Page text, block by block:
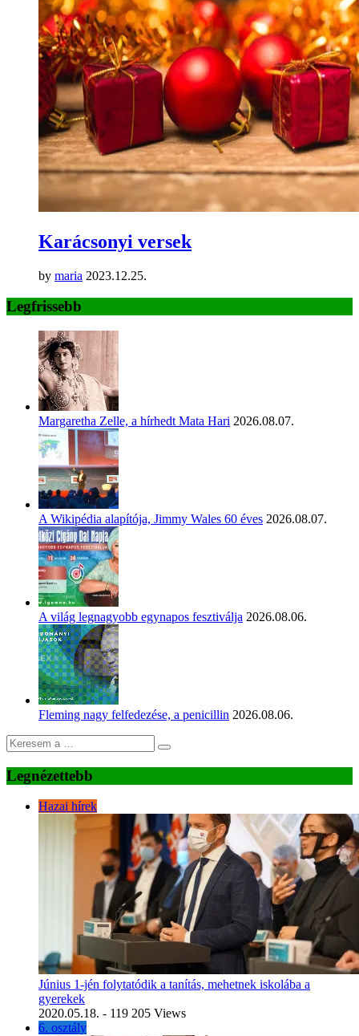
Karácsonyi versek
by maria 2023.12.25.
Legfrissebb
Margaretha Zelle, a hírhedt Mata Hari 2026.08.07.
A Wikipédia alapítója, Jimmy Wales 60 éves 2026.08.07.
A világ legnagyobb egynapos fesztiválja 2026.08.06.
Fleming nagy felfedezése, a penicillin 2026.08.06.
Legnézettebb
Hazai hírek
Június 1-jén folytatódik a tanítás, mehetnek iskolába a
gyerekek
2020.05.18. - 119 205 Views
6. osztály